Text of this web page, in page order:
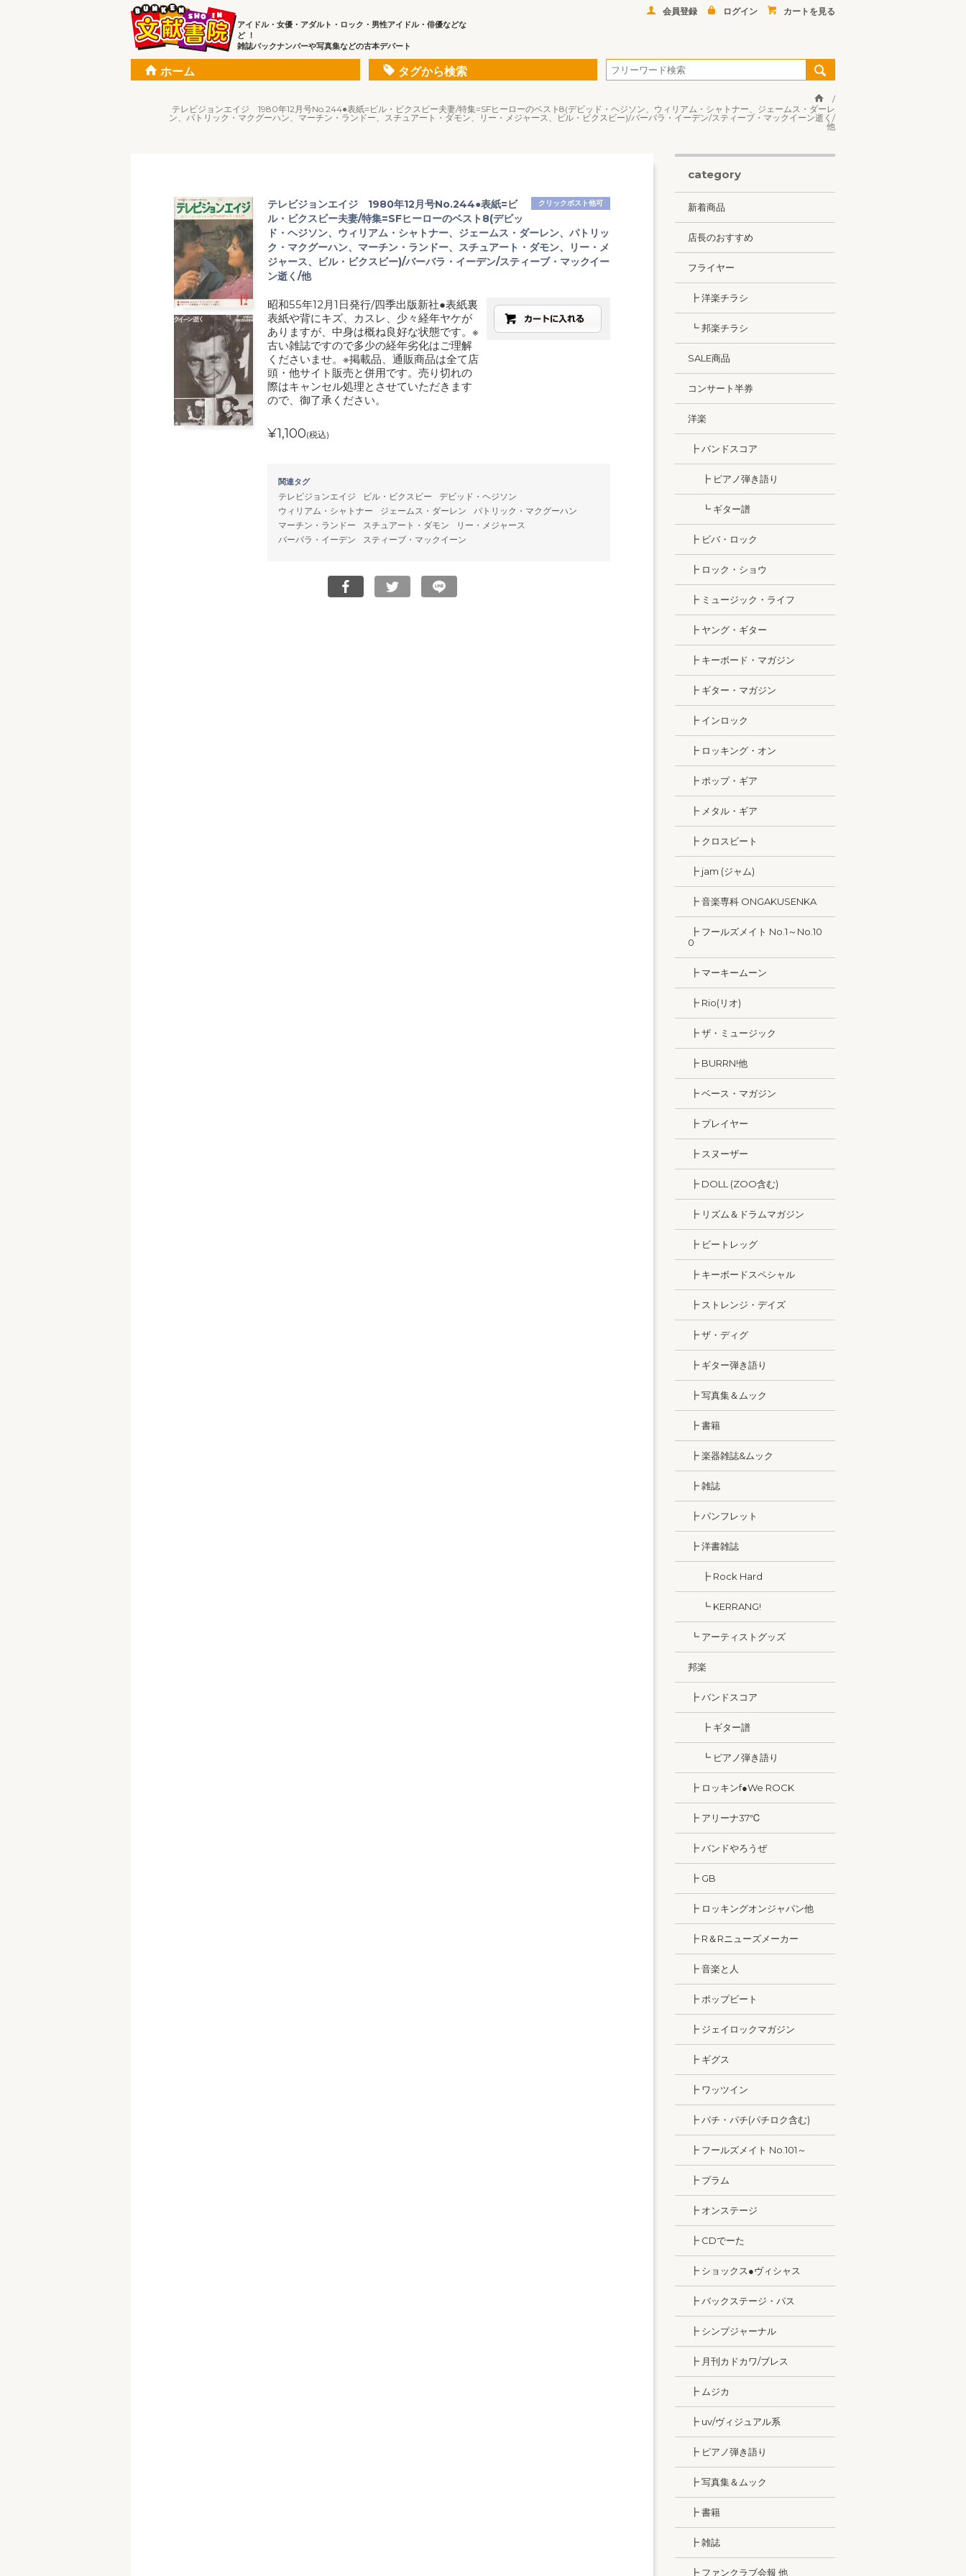
アイドル・女優・アダルト・ロック・男性アイドル・俳優などな
ど ！
雑誌バックナンバーや写真集などの古本デパート
会員登録 ログイン カートを見る
ホーム タグから検索
テレビジョンエイジ 1980年12月号No.244●表紙=ビル・ビクスビー夫妻/特集=SFヒーローのベスト8(デビッド・ヘジソン、ウィリアム・シャトナー、ジェームス・ダーレ
ン、パトリック・マクグーハン、マーチン・ランドー、スチュアート・ダモン、リー・メジャース、ビル・ビクスビー)/バーバラ・イーデン/スティーブ・マックイーン逝く/
他
クリックポスト他可
テレビジョンエイジ 1980年12月号No.244●表紙=ビ
ル・ビクスビー夫妻/特集=SFヒーローのベスト8(デビッ
ド・ヘジソン、ウィリアム・シャトナー、ジェームス・ダーレン、パトリッ
ク・マクグーハン、マーチン・ランドー、スチュアート・ダモン、リー・メ
ジャース、ビル・ビクスビー)/バーバラ・イーデン/スティーブ・マックイー
ン逝く/他
昭和55年12月1日発行/四季出版新社●表紙裏
表紙や背にキズ、カスレ、少々経年ヤケが
ありますが、中身は概ね良好な状態です。※
古い雑誌ですので多少の経年劣化はご理解
くださいませ。※掲載品、通販商品は全て店
頭・他サイト販売と併用です。売り切れの
際はキャンセル処理とさせていただきます
ので、御了承ください。
¥1,100(税込)
関連タグ
テレビジョンエイジ ビル・ビクスビー
デビッド・ヘジソン
ウィリアム・シャトナー
ジェームス・ダーレン
パトリック・マクグーハン
マーチン・ランドー
スチュアート・ダモン
リー・メジャース
バーバラ・イーデン
スティーブ・マックイーン
category
新着商品
店長のおすすめ
フライヤー
┣ 洋楽チラシ
┗ 邦楽チラシ
SALE商品
コンサート半券
洋楽
┣ バンドスコア
┣ ピアノ弾き語り
┗ ギター譜
┣ ビバ・ロック
┣ ロック・ショウ
┣ ミュージック・ライフ
┣ ヤング・ギター
┣ キーボード・マガジン
┣ ギター・マガジン
┣ インロック
┣ ロッキング・オン
┣ ポップ・ギア
┣ メタル・ギア
┣ クロスビート
┣ jam (ジャム)
┣ 音楽専科 ONGAKUSENKA
┣ フールズメイト No.1～No.10
0
┣ マーキームーン
┣ Rio(リオ)
┣ ザ・ミュージック
┣ BURRN!他
┣ ベース・マガジン
┣ プレイヤー
┣ スヌーザー
┣ DOLL (ZOO含む)
┣ リズム＆ドラムマガジン
┣ ビートレッグ
┣ キーボードスペシャル
┣ ストレンジ・デイズ
┣ ザ・ディグ
┣ ギター弾き語り
┣ 写真集＆ムック
┣ 書籍
┣ 楽器雑誌&ムック
┣ 雑誌
┣ パンフレット
┣ 洋書雑誌
┣ Rock Hard
┗ KERRANG!
┗ アーティストグッズ
邦楽
┣ バンドスコア
┣ ギター譜
┗ ピアノ弾き語り
┣ ロッキンf●We ROCK
┣ アリーナ37℃
┣ バンドやろうぜ
┣ GB
┣ ロッキングオンジャパン他
┣ R＆Rニューズメーカー
┣ 音楽と人
┣ ポップビート
┣ ジェイロックマガジン
┣ ギグス
┣ ワッツイン
┣ パチ・パチ(パチロク含む)
┣ フールズメイト No.101～
┣ プラム
┣ オンステージ
┣ CDでーた
┣ ショックス●ヴィシャス
┣ バックステージ・パス
┣ シンプジャーナル
┣ 月刊カドカワ/ブレス
┣ ムジカ
┣ uv/ヴィジュアル系
┣ ピアノ弾き語り
┣ 写真集＆ムック
┣ 書籍
┣ 雑誌
┣ ファンクラブ会報 他